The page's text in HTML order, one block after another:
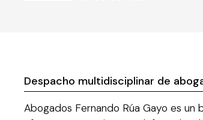
Despacho multidisciplinar de
Abogados Fernando Rúa Gayo es